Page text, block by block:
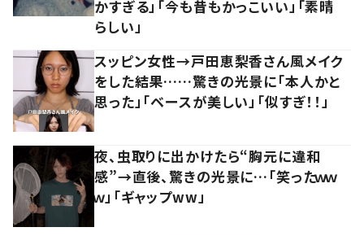
かすぎる」「今も昔もかっこいい」「素晴
らしい」
スッピン女性→戸田恵梨香さん風メイク
をした結果……驚きの光景に「本人かと
思った」「ベースが美しい」「似すぎ！！」
夜、虫取りに出かけたら“胸元に違和
感”→直後、驚きの光景に…「笑ったｗｗ
ｗ」「ギャップww」